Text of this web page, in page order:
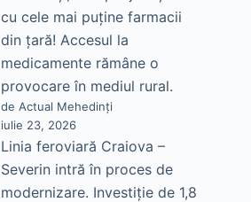
cu cele mai puține farmacii
din țară! Accesul la
medicamente rămâne o
provocare în mediul rural.
de Actual Mehedinți
iulie 23, 2026
Linia feroviară Craiova –
Severin intră în proces de
modernizare. Investiție de 1,8